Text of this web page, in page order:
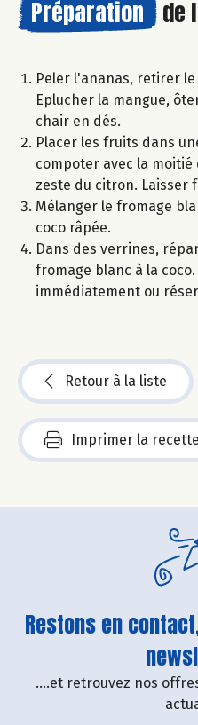
Préparation de
Peler l'ananas, retirer
Eplucher la mangue,
chair en dés.
Placer les fruits dans
compoter avec la moitié
zeste du citron. Laisser
Mélanger le fromage
coco râpée.
Dans des verrines,
fromage blanc à la
immédiatement ou
Retour à la liste
Imprimer la recette
Restons en
....et retrouvez nos